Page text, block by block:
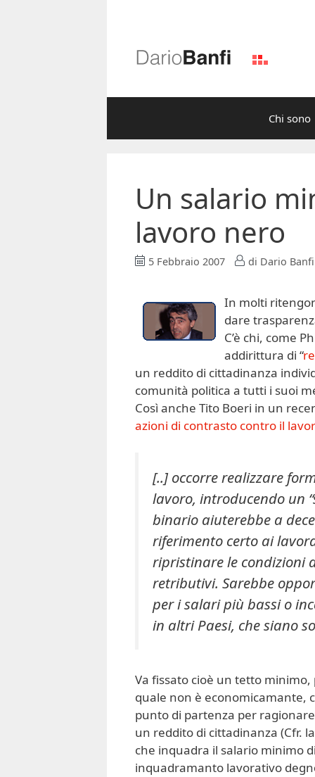
Chi sono
Un salario
lavoro nero
5 Febbraio 2007 di Dario Banfi
In molti
dare
C’è chi, come
addirittura di “
un reddito di cittadinanza
comunità politica a tutti i suoi
Così anche Tito Boeri in un
azioni di contrasto contro il
[..] occorre realizzare
lavoro, introducendo un
binario aiuterebbe a
riferimento certo ai
ripristinare le condizioni
retributivi. Sarebbe
per i salari più bassi o
in altri Paesi, che siano
Va fissato cioè un tetto
quale non è economicamante,
punto di partenza per
un reddito di cittadinanza (Cfr.
che inquadra il salario minimo
inquadramanto lavorativo